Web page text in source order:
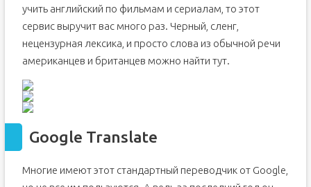
учить английский по фильмам и сериалам, то этот
сервис выручит вас много раз. Черный, сленг,
нецензурная лексика, и просто слова из обычной речи
американцев и британцев можно найти тут.
Google Translate
Многие имеют этот стандартный переводчик от Google,